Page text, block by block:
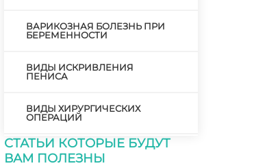
ВАРИКОЗНАЯ БОЛЕЗНЬ ПРИ
БЕРЕМЕННОСТИ
ВИДЫ ИСКРИВЛЕНИЯ
ПЕНИСА
ВИДЫ ХИРУРГИЧЕСКИХ
ОПЕРАЦИЙ
ВИЗИТ К ХИРУРГУ
СТАТЬИ КОТОРЫЕ БУДУТ
ВАМ ПОЛЕЗНЫ